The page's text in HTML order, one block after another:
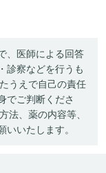
、医師による回答
診察などを行うも
うえで自己の責任
でご判断くださ
法、薬の内容等、
いたします。